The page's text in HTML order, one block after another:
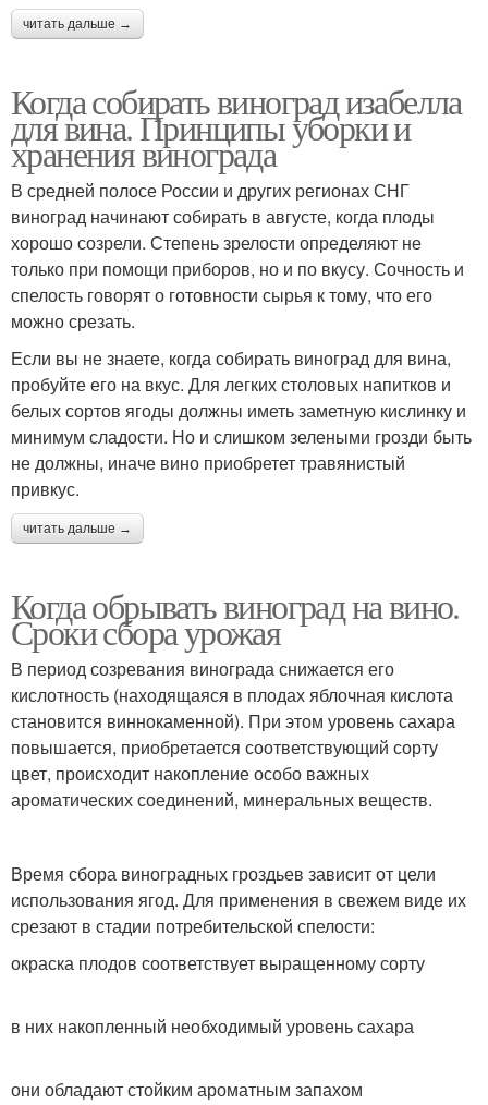
читать дальше →
Когда собирать виноград изабелла
для вина. Принципы уборки и
хранения винограда
В средней полосе России и других регионах СНГ
виноград начинают собирать в августе, когда плоды
хорошо созрели. Степень зрелости определяют не
только при помощи приборов, но и по вкусу. Сочность и
спелость говорят о готовности сырья к тому, что его
можно срезать.
Если вы не знаете, когда собирать виноград для вина,
пробуйте его на вкус. Для легких столовых напитков и
белых сортов ягоды должны иметь заметную кислинку и
минимум сладости. Но и слишком зелеными грозди быть
не должны, иначе вино приобретет травянистый
привкус.
читать дальше →
Когда обрывать виноград на вино.
Сроки сбора урожая
В период созревания винограда снижается его
кислотность (находящаяся в плодах яблочная кислота
становится виннокаменной). При этом уровень сахара
повышается, приобретается соответствующий сорту
цвет, происходит накопление особо важных
ароматических соединений, минеральных веществ.
Время сбора виноградных гроздьев зависит от цели
использования ягод. Для применения в свежем виде их
срезают в стадии потребительской спелости:
окраска плодов соответствует выращенному сорту
в них накопленный необходимый уровень сахара
они обладают стойким ароматным запахом